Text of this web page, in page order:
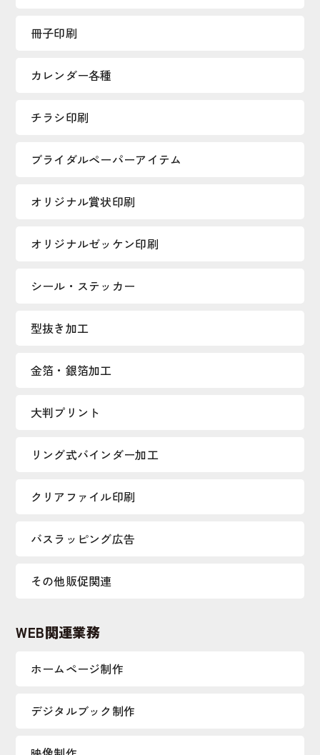
冊子印刷
カレンダー各種
チラシ印刷
ブライダルペーパーアイテム
オリジナル賞状印刷
オリジナルゼッケン印刷
シール・ステッカー
型抜き加工
金箔・銀箔加工
大判プリント
リング式バインダー加工
クリアファイル印刷
バスラッピング広告
その他販促関連
WEB関連業務
ホームページ制作
デジタルブック制作